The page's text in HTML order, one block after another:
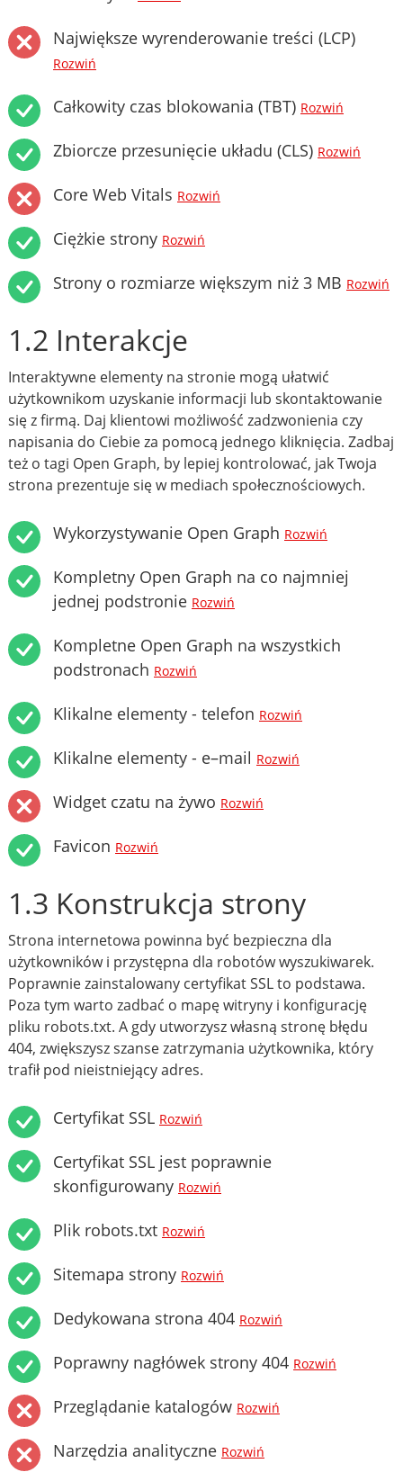
Największe wyrenderowanie treści (LCP)
Rozwiń
Całkowity czas blokowania (TBT) Rozwiń
Zbiorcze przesunięcie układu (CLS) Rozwiń
Core Web Vitals Rozwiń
Ciężkie strony Rozwiń
Strony o rozmiarze większym niż 3 MB Rozwiń
1.2 Interakcje
Interaktywne elementy na stronie mogą ułatwić
użytkownikom uzyskanie informacji lub skontaktowanie
się z firmą. Daj klientowi możliwość zadzwonienia czy
napisania do Ciebie za pomocą jednego kliknięcia. Zadbaj
też o tagi Open Graph, by lepiej kontrolować, jak Twoja
strona prezentuje się w mediach społecznościowych.
Wykorzystywanie Open Graph Rozwiń
Kompletny Open Graph na co najmniej
jednej podstronie Rozwiń
Kompletne Open Graph na wszystkich
podstronach Rozwiń
Klikalne elementy - telefon Rozwiń
Klikalne elementy - e–mail Rozwiń
Widget czatu na żywo Rozwiń
Favicon Rozwiń
1.3 Konstrukcja strony
Strona internetowa powinna być bezpieczna dla
użytkowników i przystępna dla robotów wyszukiwarek.
Poprawnie zainstalowany certyfikat SSL to podstawa.
Poza tym warto zadbać o mapę witryny i konfigurację
pliku robots.txt. A gdy utworzysz własną stronę błędu
404, zwiększysz szanse zatrzymania użytkownika, który
trafił pod nieistniejący adres.
Certyfikat SSL Rozwiń
Certyfikat SSL jest poprawnie
skonfigurowany Rozwiń
Plik robots.txt Rozwiń
Sitemapa strony Rozwiń
Dedykowana strona 404 Rozwiń
Poprawny nagłówek strony 404 Rozwiń
Przeglądanie katalogów Rozwiń
Narzędzia analityczne Rozwiń